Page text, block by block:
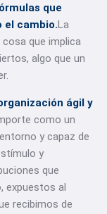
que
el cambio.La
cosa que implica
algo que un
ágil y
como un
y capaz de
y
que
expuestos al
recibimos de